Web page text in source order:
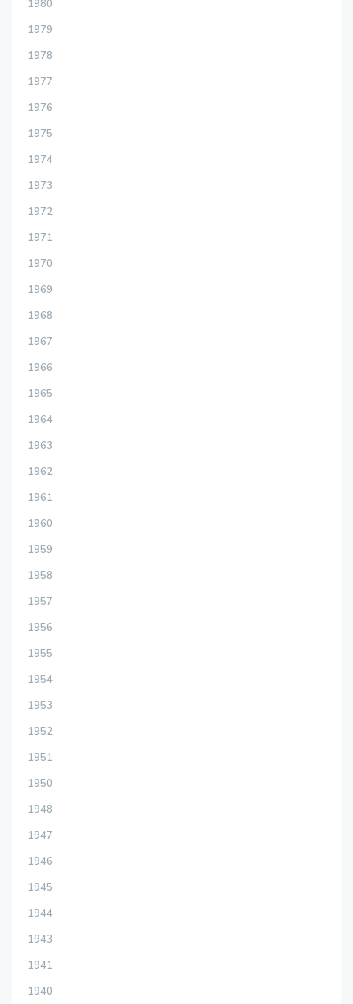
1980
1979
1978
1977
1976
1975
1974
1973
1972
1971
1970
1969
1968
1967
1966
1965
1964
1963
1962
1961
1960
1959
1958
1957
1956
1955
1954
1953
1952
1951
1950
1948
1947
1946
1945
1944
1943
1941
1940